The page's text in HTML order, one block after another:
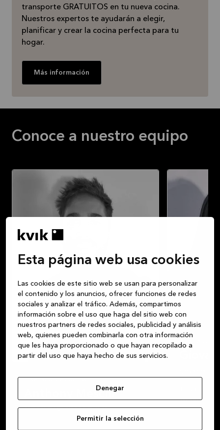
Esta página web usa cookies
Las cookies de este sitio web se usan para personalizar
el contenido y los anuncios, ofrecer funciones de redes
sociales y analizar el tráfico. Además, compartimos
información sobre el uso que haga del sitio web con
nuestros partners de redes sociales, publicidad y análisis
web, quienes pueden combinarla con otra información
que les haya proporcionado o que hayan recopilado a
partir del uso que haya hecho de sus servicios.
Denegar
Permitir la selección
transporte GRATUITOS en tu nueva cocina.
Nuestros expertos te ayudarán a elegir,
planificar y crear la cocina perfecta para tu
hogar.
Más información
Conoce a nuestro equipo
Anthony Meschi
anthonyme@valencia.kvik.es
Agente
has querido,
estilo, una